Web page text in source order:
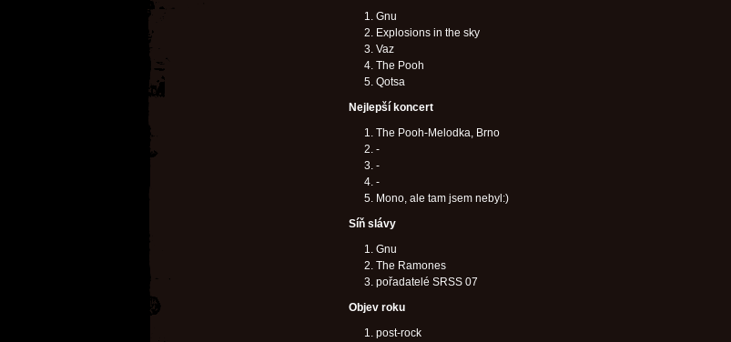
Gnu
Explosions in the sky
Vaz
The Pooh
Qotsa
Nejlepší koncert
The Pooh-Melodka, Brno
-
-
-
Mono, ale tam jsem nebyl:)
Síň slávy
Gnu
The Ramones
pořadatelé SRSS 07
Objev roku
post-rock